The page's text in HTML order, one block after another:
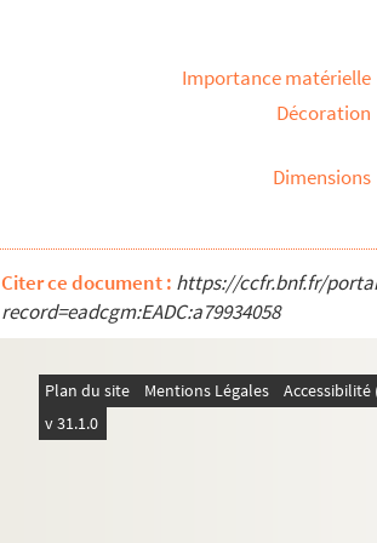
Importance matérielle
Décoration
Dimensions
Citer ce document : https://ccfr.bnf.fr/
record=eadcgm:EADC:a79934058
Plan du site Mentions Légales
v 31.1.0